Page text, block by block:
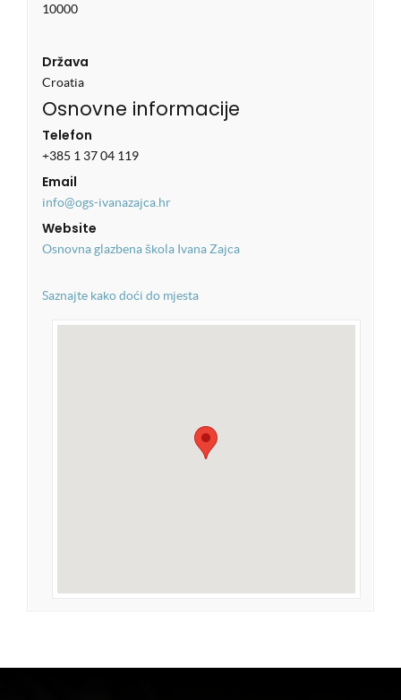
10000
Država
Croatia
Osnovne informacije
Telefon
+385 1 37 04 119
Email
info@ogs-ivanazajca.hr
Website
Osnovna glazbena škola Ivana Zajca
Saznajte kako doći do mjesta